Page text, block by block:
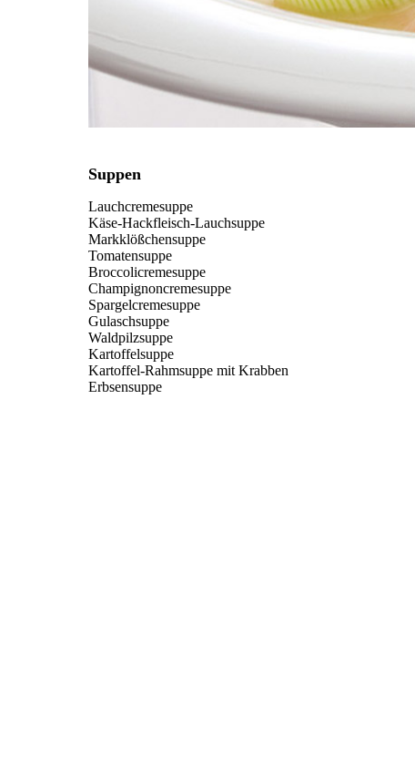
Suppen
Lauchcremesuppe
Käse-Hackfleisch-Lauchsuppe
Markklößchensuppe
Tomatensuppe
Broccolicremesuppe
Champignoncremesuppe
Spargelcremesuppe
Gulaschsuppe
Waldpilzsuppe
Kartoffelsuppe
Kartoffel-Rahmsuppe mit Krabben
Erbsensuppe